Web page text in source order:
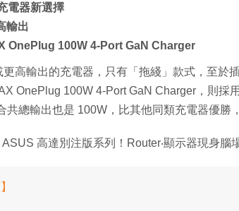
電器新選擇
輸出
OnePlug 100W 4-Port GaN Charger
更高輸出的充電器，只有「拖綫」款式，至於
OnePlug 100W 4-Port GaN Charger，則採
共總輸出也是 100W，比其他同類充電器優勝
ASUS 高達別注版系列！Router‧顯示器現身腦